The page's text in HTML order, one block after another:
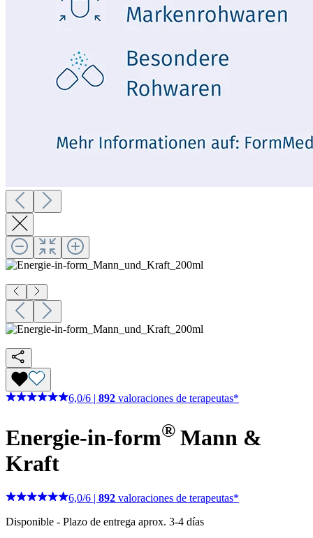
6,0/6 892 valoraciones de terapeutas*
Energie-in-form® Mann &
Kraft
6,0/6 | 892 valoraciones de terapeutas*
Disponible - Plazo de entrega aprox. 3-4 días